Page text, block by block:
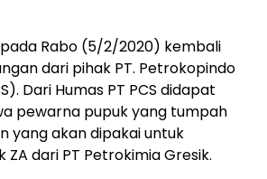
Rabo (5/2/2020) kembali
dari pihak PT. Petrokopindo
Dari Humas PT PCS didapat
pewarna pupuk yang tumpah
yang akan dipakai untuk
dari PT Petrokimia Gresik.